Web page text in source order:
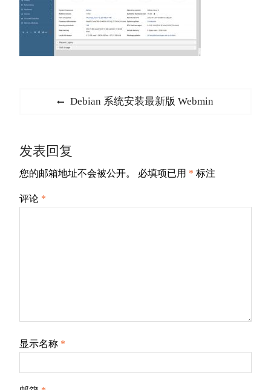
航
Previous
Debian 系统安装最新版 Webmin
发表回复
您的邮箱地址不会被公开。 必填项已用 * 标注
评论 *
显示名称 *